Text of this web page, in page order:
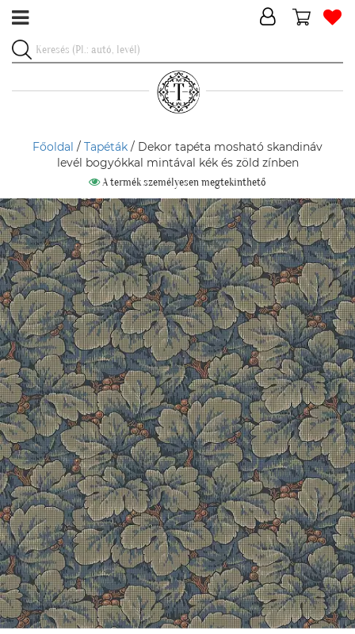
Főoldal / Tapéták / Dekor tapéta mosható skandináv
levél bogyókkal mintával kék és zöld zínben
A termék személyesen megtekinthető